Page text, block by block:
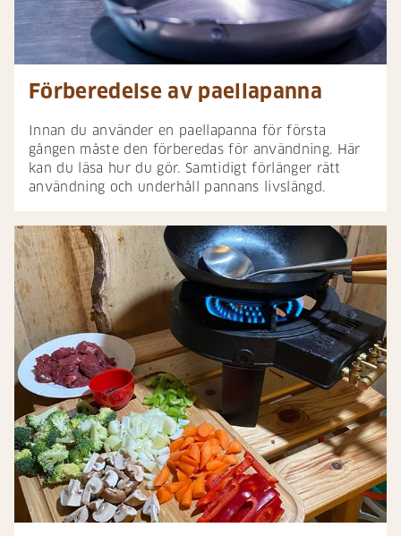
Förberedelse av paellapanna
Innan du använder en paellapanna för första
gången måste den förberedas för användning. Här
kan du läsa hur du gör. Samtidigt förlänger rätt
användning och underhåll pannans livslängd.